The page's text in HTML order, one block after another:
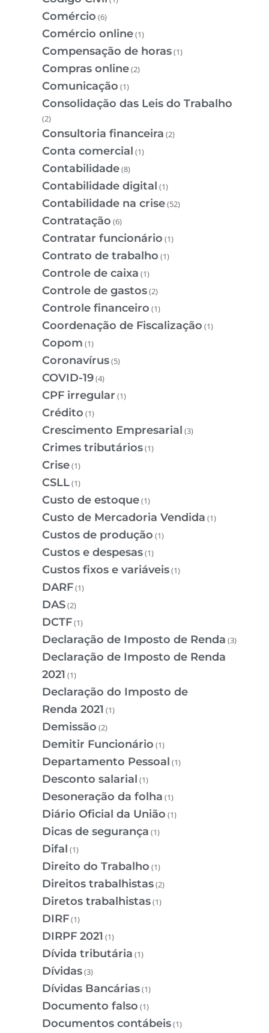
Comércio (6)
Comércio online(1)
Compensação de horas(1)
Compras online(2)
Comunicação (1)
Consolidação das Leis do Trabalho
(2)
Consultoria financeira (2)
Conta comercial (1)
Contabilidade(8)
Contabilidade digital (1)
Contabilidade na crise(52)
Contratação (6)
Contratar funcionário (1)
Contrato de trabalho (1)
Controle de caixa (1)
Controle de gastos(2)
Controle financeiro (1)
Coordenação de Fiscalização (1)
Copom (1)
Coronavírus(5)
COVID-19(4)
CPF irregular (1)
Crédito (1)
Crescimento Empresarial (3)
Crimes tributários(1)
Crise(1)
CSLL(1)
Custo de estoque(1)
Custo de Mercadoria Vendida (1)
Custos de produção (1)
Custos e despesas(1)
Custos fixos e variáveis(1)
DARF(1)
DAS(2)
DCTF(1)
Declaração de Imposto de Renda (3)
Declaração de Imposto de Renda
2021 (1)
Declaração do Imposto de
Renda 2021 (1)
Demissão (2)
Demitir Funcionário (1)
Departamento Pessoal (1)
Desconto salarial (1)
Desoneração da folha (1)
Diário Oficial da União (1)
Dicas de segurança (1)
Difal (1)
Direito do Trabalho (1)
Direitos trabalhistas(2)
Diretos trabalhistas(1)
DIRF(1)
DIRPF 2021 (1)
Dívida tributária (1)
Dívidas(3)
Dívidas Bancárias(1)
Documento falso (1)
Documentos contábeis(1)